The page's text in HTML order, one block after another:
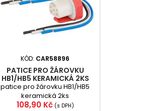
KÓD: CAR58896
PATICE PRO ŽÁROVKU
HB1/HB5 KERAMICKÁ 2KS
patice pro žárovku HB1/HB5
keramická 2ks
Cena
108,90 Kč (s DPH)